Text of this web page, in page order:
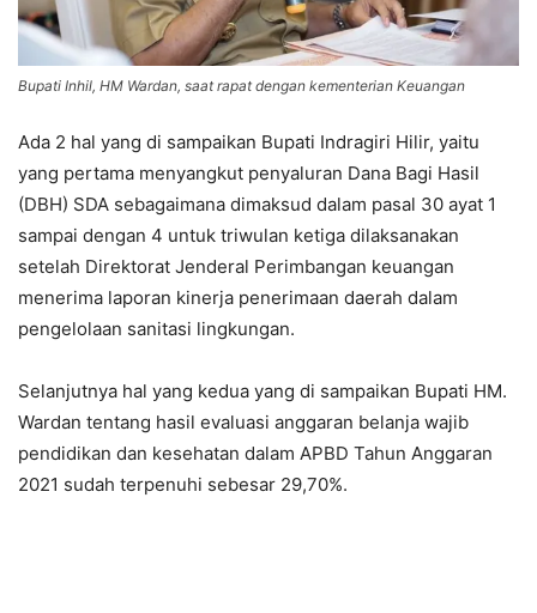
Bupati Inhil, HM Wardan, saat rapat dengan kementerian Keuangan
Ada 2 hal yang di sampaikan Bupati Indragiri Hilir, yaitu
yang pertama menyangkut penyaluran Dana Bagi Hasil
(DBH) SDA sebagaimana dimaksud dalam pasal 30 ayat 1
sampai dengan 4 untuk triwulan ketiga dilaksanakan
setelah Direktorat Jenderal Perimbangan keuangan
menerima laporan kinerja penerimaan daerah dalam
pengelolaan sanitasi lingkungan.
Selanjutnya hal yang kedua yang di sampaikan Bupati HM.
Wardan tentang hasil evaluasi anggaran belanja wajib
pendidikan dan kesehatan dalam APBD Tahun Anggaran
2021 sudah terpenuhi sebesar 29,70%.